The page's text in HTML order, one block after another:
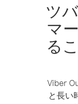
ツ
マ
る
Viber
と長い